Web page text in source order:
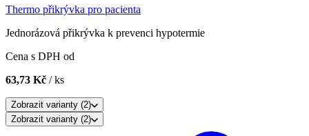
Thermo přikrývka pro pacienta
Jednorázová přikrývka k prevenci hypotermie
Cena s DPH od
63,73 Kč / ks
Zobrazit varianty (2)
Zobrazit varianty (2)